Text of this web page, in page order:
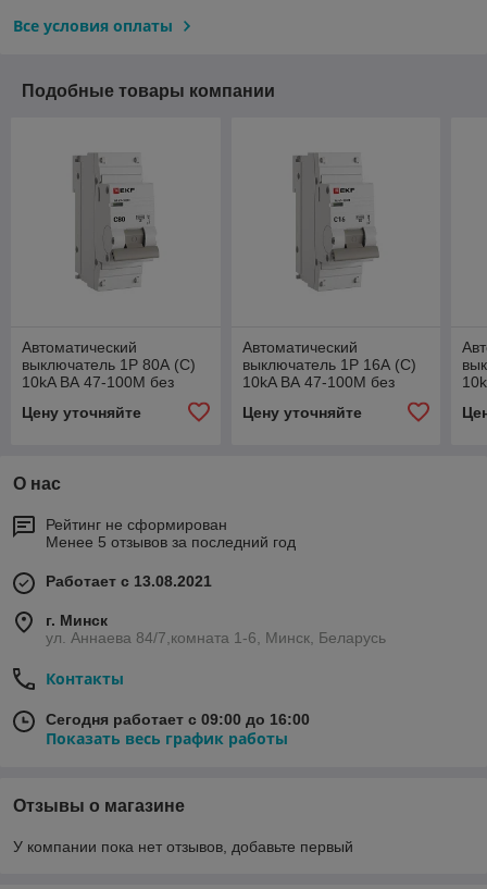
Все условия оплаты
Подобные товары компании
Автоматический
выключатель 1P 80А (C)
10kA ВА 47-100M без
теплового расцепителя
EKF PROxima
Цену уточняйте
Автоматический
выключатель 1P 16А (C)
10kA ВА 47-100M без
теплового расцепителя
EKF PROxima
Цену уточняйте
О нас
Рейтинг не сформирован
Менее 5 отзывов за последний год
Работает с 13.08.2021
г. Минск
ул. Аннаева 84/7,комната 1-6, Минск, Беларусь
Контакты
Сегодня работает с 09:00 до 16:00
Показать весь график работы
Отзывы о магазине
У компании пока нет отзывов, добавьте первый